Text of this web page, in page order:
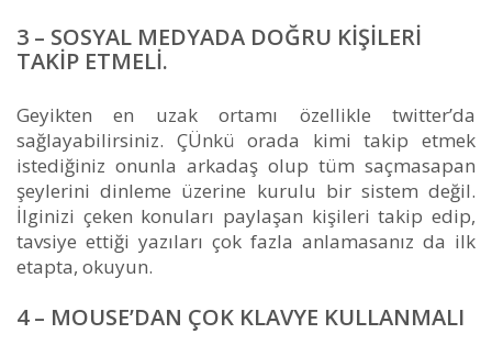
3 – SOSYAL MEDYADA DOĞRU KIŞILERI
TAKIP ETMELI.
Geyikten en uzak ortamı özellikle twitter’da
sağlayabilirsiniz. ÇÜnkü orada kimi takip etmek
istediğiniz onunla arkadaş olup tüm saçmasapan
şeylerini dinleme üzerine kurulu bir sistem değil.
İlginizi çeken konuları paylaşan kişileri takip edip,
tavsiye ettiği yazıları çok fazla anlamasanız da ilk
etapta, okuyun.
4 – MOUSE’DAN ÇOK KLAVYE KULLANMALI